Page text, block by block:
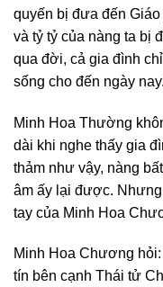
quyến bị đưa đến
và tỷ tỷ của nàng ta bị
qua đời, cả gia đình
sống cho đến ngày
Minh Hoa Thường
dài khi nghe thấy gia
thảm như vậy, nàng
âm ấy lại được.
tay của Minh Hoa
Minh Hoa Chương
tín bên cạnh Thái tử